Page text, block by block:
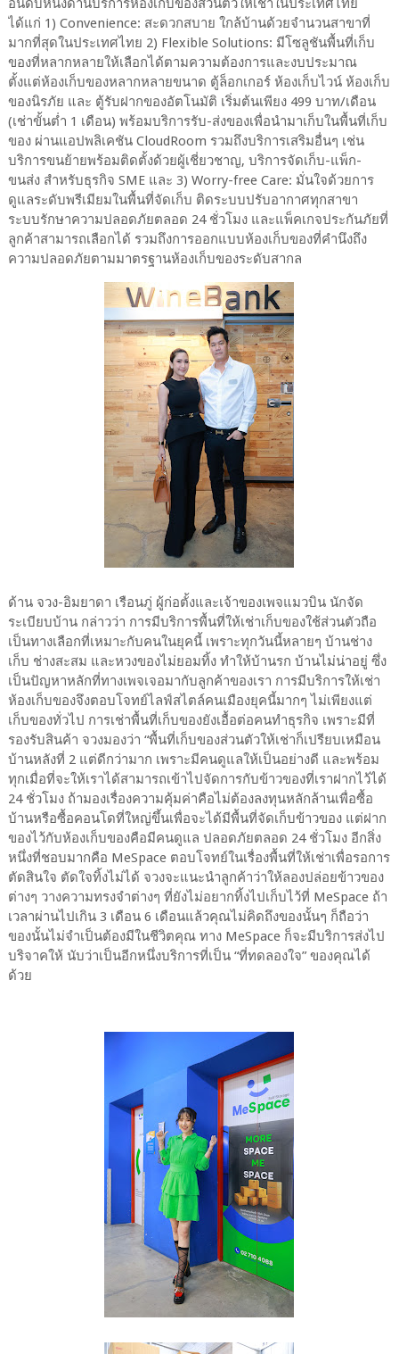
อันดับหนึ่งด้านบริการห้องเก็บของส่วนตัวให้เช่าในประเทศไทย
ได้แก่ 1) Convenience: สะดวกสบาย ใกล้บ้านด้วยจำนวนสาขาที่
มากที่สุดในประเทศไทย 2) Flexible Solutions: มีโซลูชันพื้นที่เก็บ
ของที่หลากหลายให้เลือกได้ตามความต้องการและงบประมาณ
ตั้งแต่ห้องเก็บของหลากหลายขนาด ตู้ล็อกเกอร์ ห้องเก็บไวน์ ห้องเก็บ
ของนิรภัย และ ตู้รับฝากของอัตโนมัติ เริ่มต้นเพียง 499 บาท/เดือน
(เช่าขั้นต่ำ 1 เดือน) พร้อมบริการรับ-ส่งของเพื่อนำมาเก็บในพื้นที่เก็บ
ของ ผ่านแอปพลิเคชัน CloudRoom รวมถึงบริการเสริมอื่นๆ เช่น
บริการขนย้ายพร้อมติดตั้งด้วยผู้เชี่ยวชาญ, บริการจัดเก็บ-แพ็ก-
ขนส่ง สำหรับธุรกิจ SME และ 3) Worry-free Care: มั่นใจด้วยการ
ดูแลระดับพรีเมียมในพื้นที่จัดเก็บ ติดระบบปรับอากาศทุกสาขา
ระบบรักษาความปลอดภัยตลอด 24 ชั่วโมง และแพ็คเกจประกันภัยที่
ลูกค้าสามารถเลือกได้ รวมถึงการออกแบบห้องเก็บของที่คำนึงถึง
ความปลอดภัยตามมาตรฐานห้องเก็บของระดับสากล
ด้าน จวง-อิมยาดา เรือนภู่ ผู้ก่อตั้งและเจ้าของเพจแมวบิน นักจัด
ระเบียบบ้าน กล่าวว่า การมีบริการพื้นที่ให้เช่าเก็บของใช้ส่วนตัวถือ
เป็นทางเลือกที่เหมาะกับคนในยุคนี้ เพราะทุกวันนี้หลายๆ บ้านช่าง
เก็บ ช่างสะสม และหวงของไม่ยอมทิ้ง ทำให้บ้านรก บ้านไม่น่าอยู่ ซึ่ง
เป็นปัญหาหลักที่ทางเพจเจอมากับลูกค้าของเรา การมีบริการให้เช่า
ห้องเก็บของจึงตอบโจทย์ไลฟ์สไตล์คนเมืองยุคนี้มากๆ ไม่เพียงแต่
เก็บของทั่วไป การเช่าพื้นที่เก็บของยังเอื้อต่อคนทำธุรกิจ เพราะมีที่
รองรับสินค้า จวงมองว่า “พื้นที่เก็บของส่วนตัวให้เช่าก็เปรียบเหมือน
บ้านหลังที่ 2 แต่ดีกว่ามาก เพราะมีคนดูแลให้เป็นอย่างดี และพร้อม
ทุกเมื่อที่จะให้เราได้สามารถเข้าไปจัดการกับข้าวของที่เราฝากไว้ได้
24 ชั่วโมง ถ้ามองเรื่องความคุ้มค่าคือไม่ต้องลงทุนหลักล้านเพื่อซื้อ
บ้านหรือซื้อคอนโดที่ใหญ่ขึ้นเพื่อจะได้มีพื้นที่จัดเก็บข้าวของ แต่ฝาก
ของไว้กับห้องเก็บของคือมีคนดูแล ปลอดภัยตลอด 24 ชั่วโมง อีกสิ่ง
หนึ่งที่ชอบมากคือ MeSpace ตอบโจทย์ในเรื่องพื้นที่ให้เช่าเพื่อรอการ
ตัดสินใจ ตัดใจทิ้งไม่ได้ จวงจะแนะนำลูกค้าว่าให้ลองปล่อยข้าวของ
ต่างๆ วางความทรงจำต่างๆ ที่ยังไม่อยากทิ้งไปเก็บไว้ที่ MeSpace ถ้า
เวลาผ่านไปเกิน 3 เดือน 6 เดือนแล้วคุณไม่คิดถึงของนั้นๆ ก็ถือว่า
ของนั้นไม่จำเป็นต้องมีในชีวิตคุณ ทาง MeSpace ก็จะมีบริการส่งไป
บริจาคให้ นับว่าเป็นอีกหนึ่งบริการที่เป็น “ที่ทดลองใจ” ของคุณได้
ด้วย